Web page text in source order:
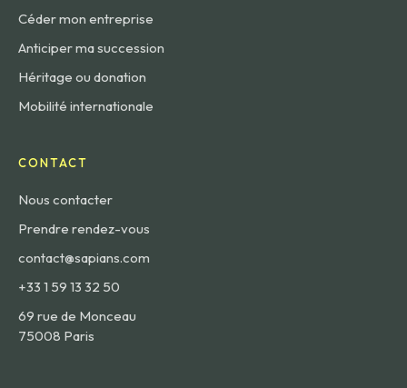
Céder mon entreprise
Anticiper ma succession
Héritage ou donation
Mobilité internationale
CONTACT
Nous contacter
Prendre rendez-vous
contact@sapians.com
+33 1 59 13 32 50
69 rue de Monceau
75008 Paris